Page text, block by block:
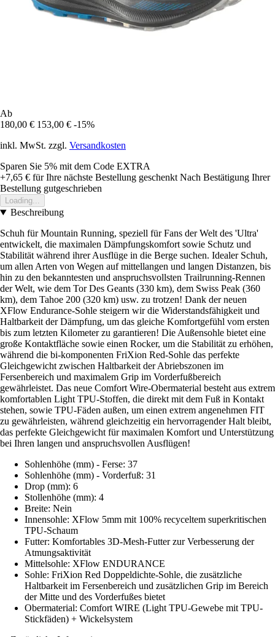
Ab
180,00 € 153,00 € -15%
inkl. MwSt. zzgl. Versandkosten
Sparen Sie 5% mit dem Code EXTRA
+7,65 € für Ihre nächste Bestellung geschenkt Nach Bestätigung Ihrer
Bestellung gutgeschrieben
Loading...
Beschreibung
Schuh für Mountain Running, speziell für Fans der Welt des 'Ultra'
entwickelt, die maximalen Dämpfungskomfort sowie Schutz und
Stabilität während ihrer Ausflüge in die Berge suchen. Idealer Schuh,
um allen Arten von Wegen auf mittellangen und langen Distanzen, bis
hin zu den bekanntesten und anspruchsvollsten Trailrunning-Rennen
der Welt, wie dem Tor Des Geants (330 km), dem Swiss Peak (360
km), dem Tahoe 200 (320 km) usw. zu trotzen! Dank der neuen
XFlow Endurance-Sohle steigern wir die Widerstandsfähigkeit und
Haltbarkeit der Dämpfung, um das gleiche Komfortgefühl vom ersten
bis zum letzten Kilometer zu garantieren! Die Außensohle bietet eine
große Kontaktfläche sowie einen Rocker, um die Stabilität zu erhöhen,
während die bi-komponenten FriXion Red-Sohle das perfekte
Gleichgewicht zwischen Haltbarkeit der Abriebszonen im
Fersenbereich und maximalem Grip im Vorderfußbereich
gewährleistet. Das neue Comfort Wire-Obermaterial besteht aus extrem
komfortablen Light TPU-Stoffen, die direkt mit dem Fuß in Kontakt
stehen, sowie TPU-Fäden außen, um einen extrem angenehmen FIT
zu gewährleisten, während gleichzeitig ein hervorragender Halt bleibt,
das perfekte Gleichgewicht für maximalen Komfort und Unterstützung
bei Ihren langen und anspruchsvollen Ausflügen!
Sohlenhöhe (mm) - Ferse: 37
Sohlenhöhe (mm) - Vorderfuß: 31
Drop (mm): 6
Stollenhöhe (mm): 4
Breite: Nein
Innensohle: XFlow 5mm mit 100% recyceltem superkritischen
TPU-Schaum
Futter: Komfortables 3D-Mesh-Futter zur Verbesserung der
Atmungsaktivität
Mittelsohle: XFlow ENDURANCE
Sohle: FriXion Red Doppeldichte-Sohle, die zusätzliche
Haltbarkeit im Fersenbereich und zusätzlichen Grip im Bereich
der Mitte und des Vorderfußes bietet
Obermaterial: Comfort WIRE (Light TPU-Gewebe mit TPU-
Stickfäden) + Wickelsystem